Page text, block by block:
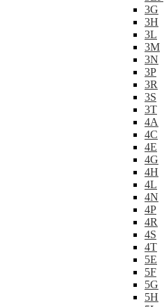
3G
3H
3L
3M
3N
3P
3R
3S
3T
4A
4C
4E
4G
4H
4L
4N
4P
4R
4S
4T
5E
5F
5G
5H